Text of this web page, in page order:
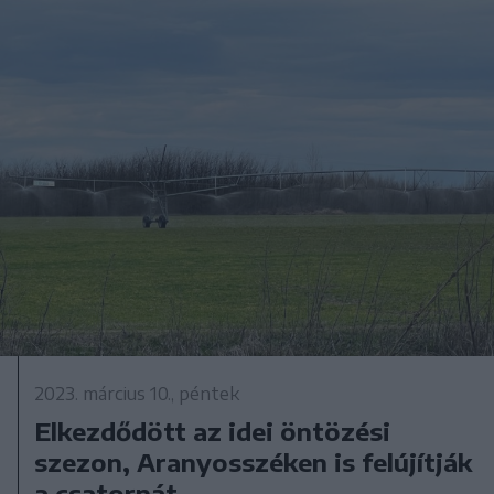
2023. március 10., péntek
Elkezdődött az idei öntözési
szezon, Aranyosszéken is felújítják